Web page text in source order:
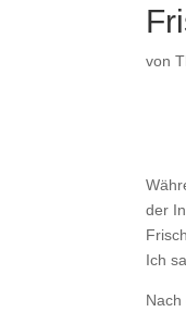
von
der
Ich